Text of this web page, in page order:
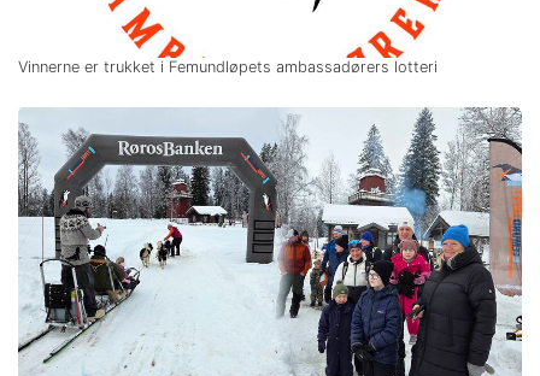
Vinnerne er trukket i Femundløpets ambassadørers lotteri